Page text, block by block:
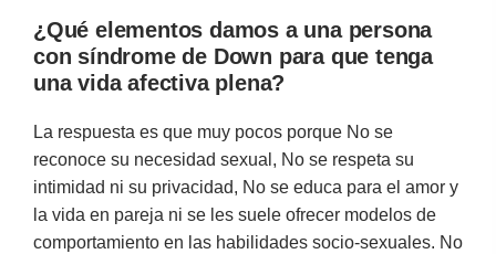
¿Qué elementos damos a una persona
con síndrome de Down para que tenga
una vida afectiva plena?
La respuesta es que muy pocos porque No se
reconoce su necesidad sexual, No se respeta su
intimidad ni su privacidad, No se educa para el amor y
la vida en pareja ni se les suele ofrecer modelos de
comportamiento en las habilidades socio-sexuales. No